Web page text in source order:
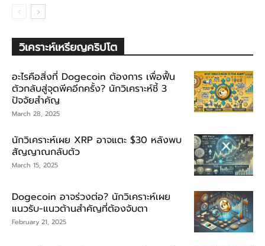
วิเคราะห์เหรียญคริปโต
อะไรคือสิ่งที่ Dogecoin ต้องการ เพื่อฟื้น
ตัวกลับสู่จุดพีคอีกครั้ง? นักวิเคราะห์ชี้ 3
ปัจจัยสำคัญ
March 28, 2025
นักวิเคราะห์เผย XRP อาจแตะ $30 หลังพบ
สัญญาณกลับตัว
March 15, 2025
Dogecoin อาจร่วงต่อ? นักวิเคราะห์เผย
แนวรับ-แนวต้านสำคัญที่ต้องจับตา
February 21, 2025